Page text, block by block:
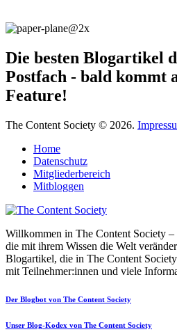
Die besten Blogartikel
Postfach - bald kommt
Feature!
The Content Society © 2026.
Home
Datenschutz
Mitgliederbereich
Mitbloggen
Willkommen in The Content Society
die mit ihrem Wissen die Welt
Blogartikel, die in The Content
mit Teilnehmer:innen und viele
Der Blogbot von The Content Society
Unser Blog-Kodex von The Content Society